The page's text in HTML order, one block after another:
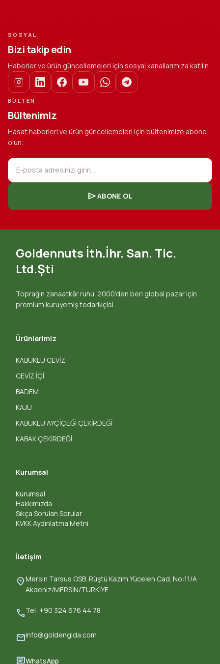
SOSYAL
Bizi takip edin
Haberler ve ürün güncellemeleri için sosyal kanallarımıza katılın.
BÜLTEN
Bültenimiz
Hasat haberleri ve ürün güncellemeleri için bültenimize abone
olun.
E-posta adresinizi girin...
sendABONE OL
Goldennuts İth.İhr. San. Tic.
Ltd.Şti
Toprağın zanaatkâr ruhu. 2000’den beri global pazar için
premium kuruyemiş tedarikçisi.
Ürünlerimiz
KABUKLU CEVİZ
CEVİZ İÇİ
BADEM
KAJU
KABUKLU AYÇİÇEĞİ ÇEKİRDEĞİ
KABAK ÇEKİRDEĞİ
Kurumsal
Kurumsal
Hakkımızda
Sıkça Sorulan Sorular
KVKK Aydınlatma Metni
İletişim
location_onMersin Tarsus OSB. Rüştü Kazım Yücelen Cad. No:11/A
Akdeniz/MERSİN/TURKİYE
callTel: +90 324 676 44 78
mailinfo@goldengida.com
chatWhatsApp